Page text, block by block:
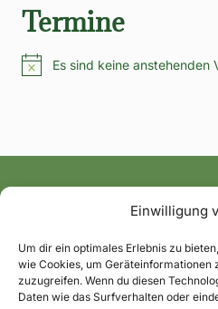
Einwilligung
Um dir ein optimales Erlebnis zu
wie Cookies, um Geräteinformationen
zuzugreifen. Wenn du diesen
Daten wie das Surfverhalten oder
Termine
HinweisEs sind keine anstehenden
Alle News und